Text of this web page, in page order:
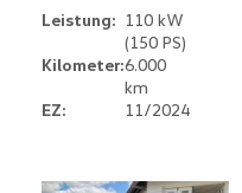
Leistung: 110 kW
(150 PS)
Kilometer:6.000
km
EZ:
11/2024